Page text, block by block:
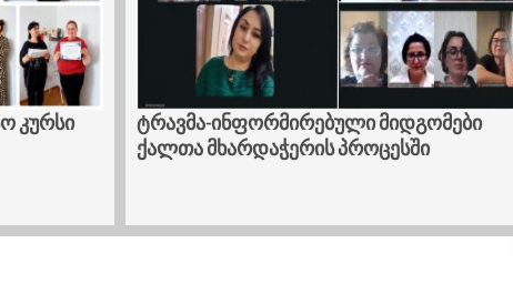
კურსი
ტრავმა-ინფორმირებული მიდგომები
ქალთა მხარდაჭერის პროცესში